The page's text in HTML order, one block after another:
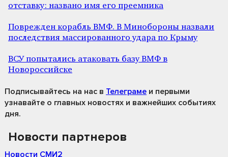
отставку: названо имя его преемника
Поврежден корабль ВМФ. В Минобороны назвали
последствия массированного удара по Крыму
ВСУ попытались атаковать базу ВМФ в
Новороссийске
Подписывайтесь на нас в Телеграме и первыми
узнавайте о главных новостях и важнейших событиях
дня.
Новости партнеров
Новости СМИ2